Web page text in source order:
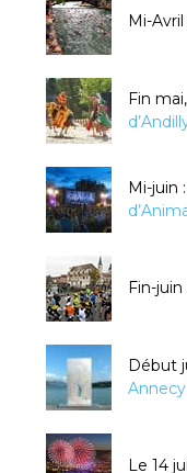
Mi-Avril
Fin
Mi-juin :
Fin-juin
Début
Le 14